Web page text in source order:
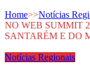
Home>>Notícias
NO WEB SUMMIT
SANTARÉM E DO
Notícias Regionais